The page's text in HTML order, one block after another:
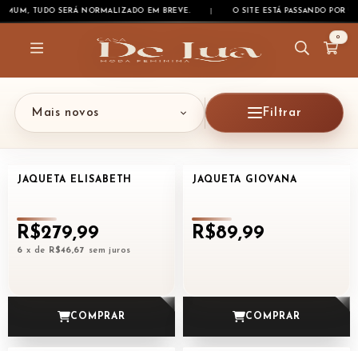
SERÁ NORMALIZADO EM BREVE. O SITE ESTÁ PASSANDO POR UMA
0
Mais novos Filtrar
NOVO
JAQUETA ELISABETH
R$279,99
6 x de R$46,67 sem juros
COMPRAR
NOVO
JAQUETA GIOVANA
R$89,99
COMPRAR